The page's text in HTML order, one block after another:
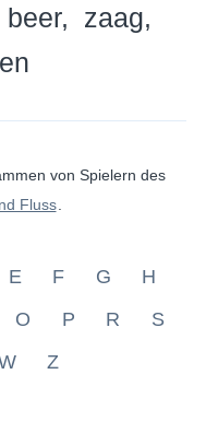
beer
zaag
von Spielern des
Fluss
E F G
H
O P R
S
Z